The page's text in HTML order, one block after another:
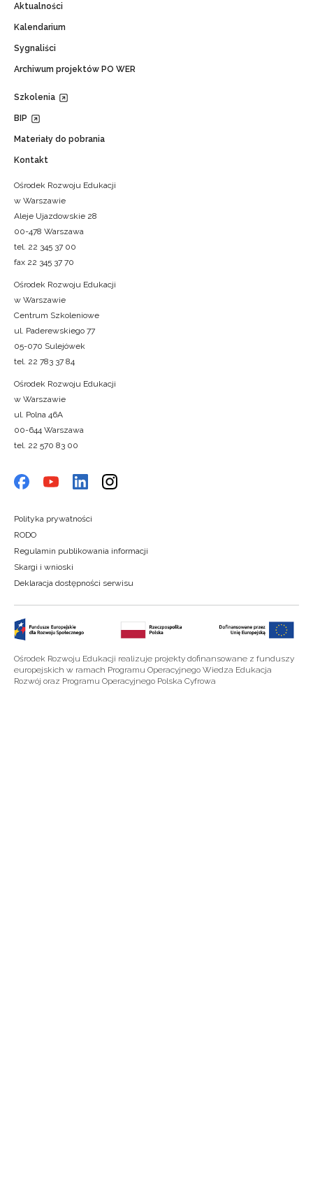
Aktualności
Kalendarium
Sygnaliści
Archiwum projektów PO WER
Szkolenia
BIP
Materiały do pobrania
Kontakt
Ośrodek Rozwoju Edukacji
w Warszawie
Aleje Ujazdowskie 28
00-478 Warszawa
tel. 22 345 37 00
fax 22 345 37 70
Ośrodek Rozwoju Edukacji
w Warszawie
Centrum Szkoleniowe
ul. Paderewskiego 77
05-070 Sulejówek
tel. 22 783 37 84
Ośrodek Rozwoju Edukacji
w Warszawie
ul. Polna 46A
00-644 Warszawa
tel. 22 570 83 00
Polityka prywatności
RODO
Regulamin publikowania informacji
Skargi i wnioski
Deklaracja dostępności serwisu
Ośrodek Rozwoju Edukacji realizuje projekty dofinansowane z funduszy
europejskich w ramach Programu Operacyjnego Wiedza Edukacja
Rozwój oraz Programu Operacyjnego Polska Cyfrowa
celach marketingowych.